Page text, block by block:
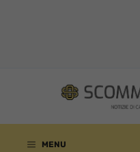
contenuto
MENU